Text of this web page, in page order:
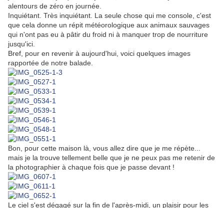
alentours de zéro en journée.
Inquiétant. Très inquiétant. La seule chose qui me console, c'est
que cela donne un répit météorologique aux animaux sauvages
qui n'ont pas eu à pâtir du froid ni à manquer trop de nourriture
jusqu'ici.
Bref, pour en revenir à aujourd'hui, voici quelques images
rapportée de notre balade.
Bon, pour cette maison là, vous allez dire que je me répète...
mais je la trouve tellement belle que je ne peux pas me retenir de
la photographier à chaque fois que je passe devant !
Le ciel s'est dégagé sur la fin de l'après-midi, un plaisir pour les